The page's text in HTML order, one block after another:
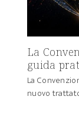
La
guida
La
nuovo